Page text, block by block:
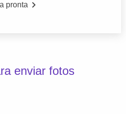
pronta
enviar fotos